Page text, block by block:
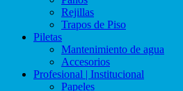
Rejillas
Trapos de Piso
Piletas
Mantenimiento de agua
Accesorios
Profesional | Institucional
Papeles